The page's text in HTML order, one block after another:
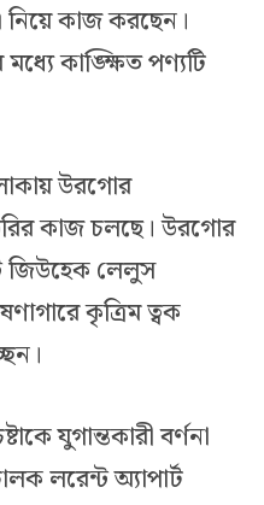
কাজ করছেন।
কাঙ্ক্ষিত পণ্যটি
উরগোর
কাজ চলছে। উরগোর
জিউহেক লেলুস
কৃত্রিম ত্বক
যুগান্তকারী বর্ণনা
লরেন্ট অ্যাপার্ট